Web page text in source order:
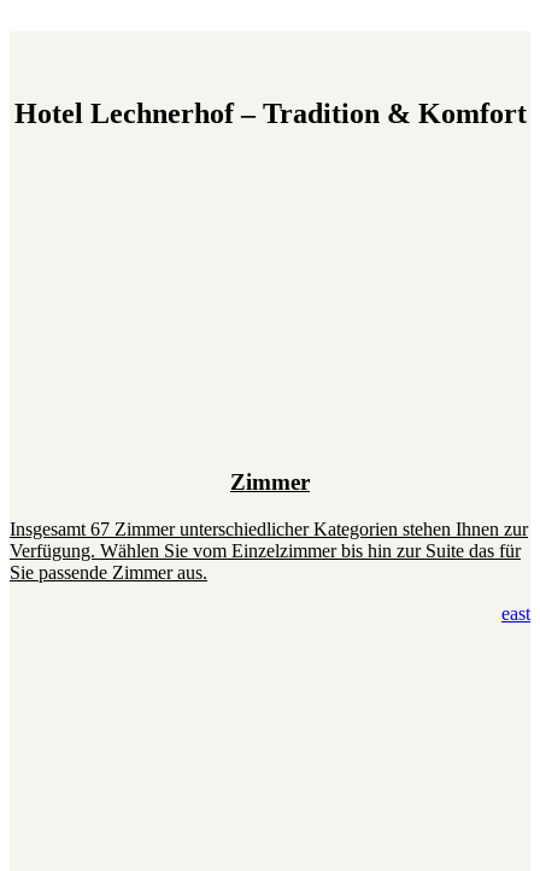
Hotel Lechnerhof – Tradition & Komfort
Zimmer
Insgesamt 67 Zimmer unterschiedlicher Kategorien stehen Ihnen zur
Verfügung. Wählen Sie vom Einzelzimmer bis hin zur Suite das für
Sie passende Zimmer aus.
east